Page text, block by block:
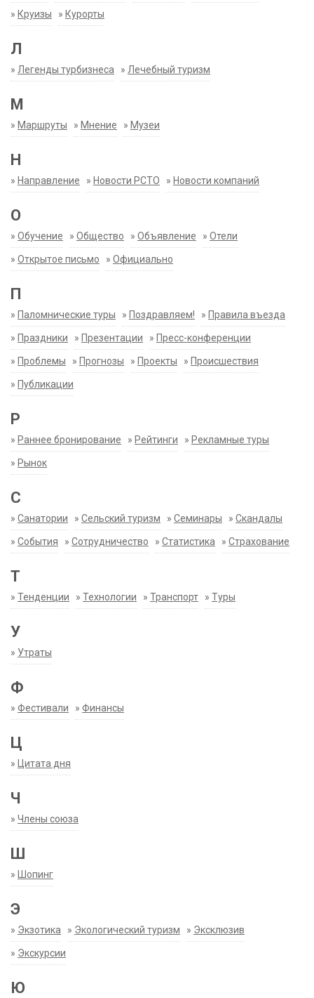
» Круизы » Курорты
Л
» Легенды турбизнеса » Лечебный туризм
М
» Маршруты » Мнение » Музеи
Н
» Направление » Новости РСТО » Новости компаний
О
» Обучение » Общество » Объявление » Отели
» Открытое письмо » Официально
П
» Паломнические туры » Поздравляем! » Правила въезда
» Праздники » Презентации » Пресс-конференции
» Проблемы » Прогнозы » Проекты » Происшествия
» Публикации
Р
» Раннее бронирование » Рейтинги » Рекламные туры
» Рынок
С
» Санатории » Сельский туризм » Семинары » Скандалы
» События » Сотрудничество » Статистика » Страхование
Т
» Тенденции » Технологии » Транспорт » Туры
У
» Утраты
Ф
» Фестивали » Финансы
Ц
» Цитата дня
Ч
» Члены союза
Ш
» Шопинг
Э
» Экзотика » Экологический туризм » Эксклюзив
» Экскурсии
Ю